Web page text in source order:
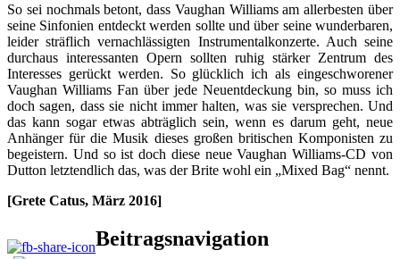
So sei nochmals betont, dass Vaughan Williams am allerbesten über
seine Sinfonien entdeckt werden sollte und über seine wunderbaren,
leider sträflich vernachlässigten Instrumentalkonzerte. Auch seine
durchaus interessanten Opern sollten ruhig stärker Zentrum des
Interesses gerückt werden. So glücklich ich als eingeschworener
Vaughan Williams Fan über jede Neuentdeckung bin, so muss ich
doch sagen, dass sie nicht immer halten, was sie versprechen. Und
das kann sogar etwas abträglich sein, wenn es darum geht, neue
Anhänger für die Musik dieses großen britischen Komponisten zu
begeistern. Und so ist doch diese neue Vaughan Williams-CD von
Dutton letztendlich das, was der Brite wohl ein „Mixed Bag“ nennt.
[Grete Catus, März 2016]
Beitragsnavigation